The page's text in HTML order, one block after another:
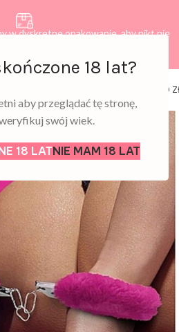
18 lat?
aby przeglądać tę stronę,
swój wiek.
18 LATNIE MAM 18 LAT
w dyskretne opakowanie, aby nikt nie
0,00